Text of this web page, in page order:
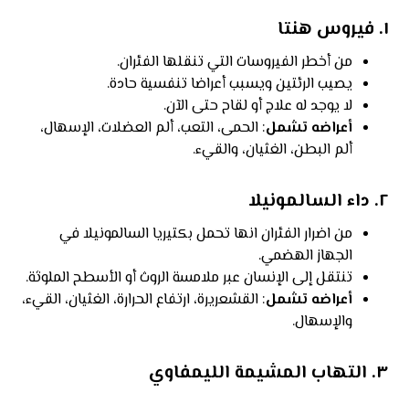
١. فيروس هنتا
من أخطر الفيروسات التي تنقلها الفئران.
يصيب الرئتين ويسبب أعراضا تنفسية حادة.
لا يوجد له علاج أو لقاح حتى الآن.
أعراضه تشمل: الحمى، التعب، ألم العضلات، الإسهال،
ألم البطن، الغثيان، والقيء.
٢. داء السالمونيلا
من اضرار الفئران انها تحمل بكتيريا السالمونيلا في
الجهاز الهضمي.
تنتقل إلى الإنسان عبر ملامسة الروث أو الأسطح الملوثة.
أعراضه تشمل: القشعريرة، ارتفاع الحرارة، الغثيان، القيء،
والإسهال.
٣. التهاب المشيمة الليمفاوي